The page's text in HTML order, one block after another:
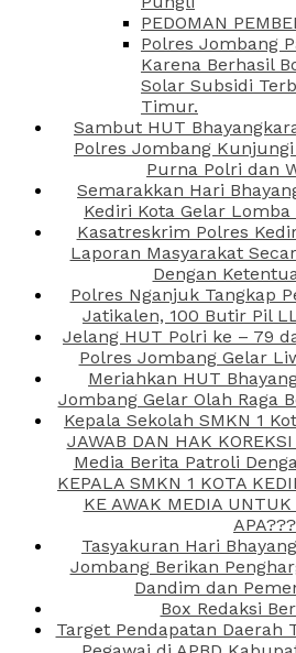
PEDOMAN
Polres Jombang
Karena Berhasil
Solar Subsidi
Timur.
Sambut HUT
Polres Jombang Kunjungi
Purna Polri dan
Semarakkan Hari
Kediri Kota Gelar
Kasatreskrim Polres
Laporan Masyarakat
Dengan
Polres Nganjuk Tangkap
Jatikalen, 100 Butir Pil
Jelang HUT Polri ke – 79
Polres Jombang Gelar
Meriahkan HUT
Jombang Gelar Olah Raga
Kepala Sekolah SMKN 1
JAWAB DAN HAK
Media Berita Patroli
KEPALA SMKN 1 KOTA
KE AWAK MEDIA
Tasyakuran Hari
Jombang Berikan
Dandim dan
Box Redaksi
Target Pendapatan Daerah